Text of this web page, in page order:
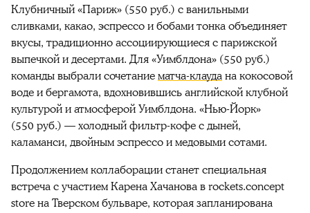
Клубничный «Париж» (550 руб.) с ванильными
сливками, какао, эспрессо и бобами тонка объединяет
вкусы, традиционно ассоциирующиеся с парижской
выпечкой и десертами. Для «Уимблдона» (550 руб.)
команды выбрали сочетаниематча-клаудана кокосовой
воде и бергамота, вдохновившись английской клубной
культурой и атмосферой Уимблдона. «Нью-Йорк»
(550 руб.) — холодный фильтр-кофе с дыней,
каламанси, двойным эспрессо и медовыми сотами.
Продолжением коллаборации станет специальная
встреча с участием Карена Хачанова в rockets.concept
store на Тверском бульваре, которая запланирована